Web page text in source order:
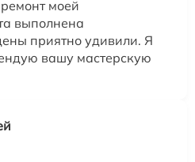
моей
выполнена
приятно удивили. Я
вашу мастерскую